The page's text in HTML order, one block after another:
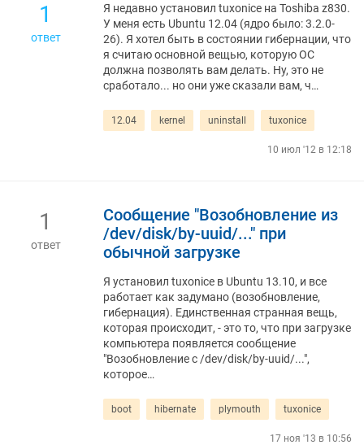
1
ответ
Я недавно установил tuxonice на Toshiba z830.
У меня есть Ubuntu 12.04 (ядро было: 3.2.0-
26). Я хотел быть в состоянии гибернации, что
я считаю основной вещью, которую ОС
должна позволять вам делать. Ну, это не
сработало... но они уже сказали вам, ч…
12.04 kernel uninstall tuxonice
10 июл '12 в 12:18
1
ответ
Сообщение "Возобновление из
/dev/disk/by-uuid/..." при
обычной загрузке
Я установил tuxonice в Ubuntu 13.10, и все
работает как задумано (возобновление,
гибернация). Единственная странная вещь,
которая происходит, - это то, что при загрузке
компьютера появляется сообщение
"Возобновление с /dev/disk/by-uuid/...",
которое…
boot hibernate plymouth tuxonice
17 ноя '13 в 10:56